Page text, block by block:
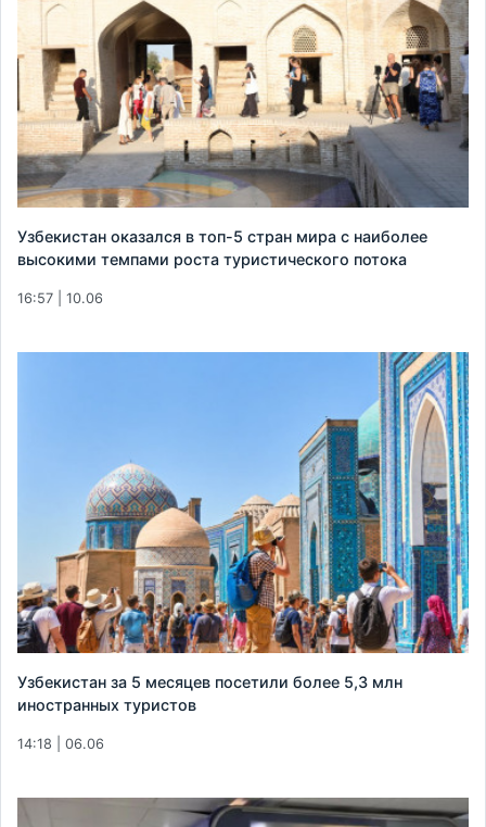
Узбекистан оказался в топ-5 стран мира с наиболее
высокими темпами роста туристического потока
16:57 | 10.06
Узбекистан за 5 месяцев посетили более 5,3 млн
иностранных туристов
14:18 | 06.06